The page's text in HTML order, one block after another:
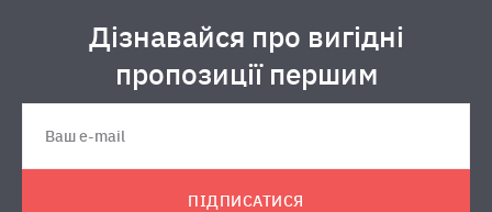
Дізнавайся про вигідні
пропозиції першим
ПІДПИСАТИСЯ